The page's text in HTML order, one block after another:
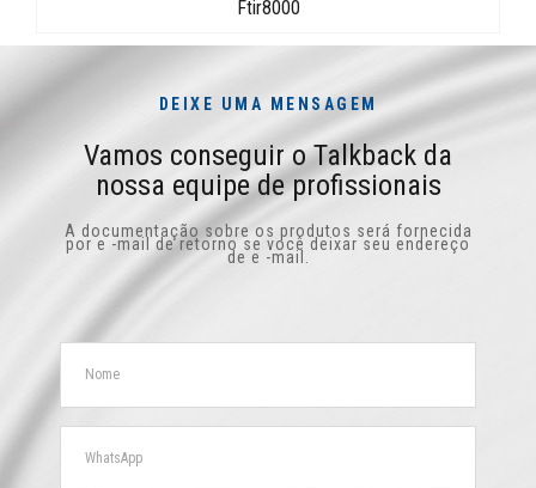
Ftir8000
DEIXE UMA MENSAGEM
Vamos conseguir o Talkback da
nossa equipe de profissionais
A documentação sobre os produtos será fornecida
por e -mail de retorno se você deixar seu endereço
de e -mail.